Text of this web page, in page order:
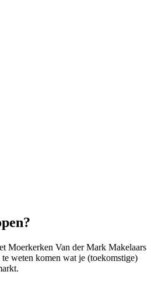
Moerkerken Van der Mark Makelaars
weten komen wat je (toekomstige)